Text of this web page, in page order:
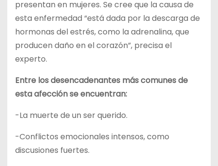
presentan en mujeres. Se cree que la causa de
esta enfermedad “está dada por la descarga de
hormonas del estrés, como la adrenalina, que
producen daño en el corazón”, precisa el
experto.
Entre los desencadenantes más comunes de
esta afección se encuentran:
-La muerte de un ser querido.
-Conflictos emocionales intensos, como
discusiones fuertes.